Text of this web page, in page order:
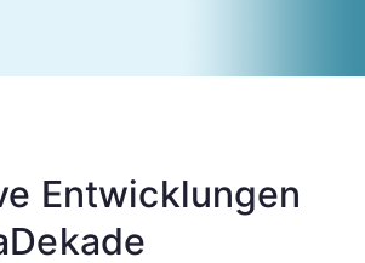
Entwicklungen